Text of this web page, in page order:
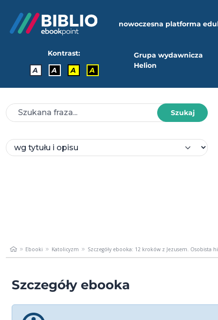
nowoczesna platforma
Kontrast:
A
A A A
Grupa wydawnicza
Helion
Szukaj
Ebooki Katolicyzm Szczegóły ebooka: 12 kroków z Jezusem. Osobista
Szczegóły ebooka